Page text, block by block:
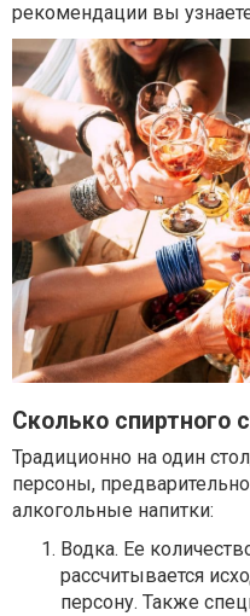
рекомендации вы узнаете
Сколько спиртного
Традиционно на один
персоны,
алкогольные напитки:
Водка. Ее
рассчитывается
персону. Также